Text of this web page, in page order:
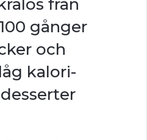
från
gånger
och
kalori-